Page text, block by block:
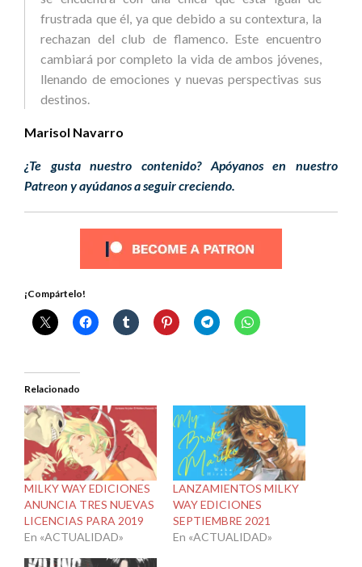
frustrada que él, ya que debido a su contextura, la
rechazan del club de flamenco. Este encuentro
cambiará por completo la vida de ambos jóvenes,
llenando de emociones y nuevas perspectivas sus
destinos.
Marisol Navarro
¿Te gusta nuestro contenido? Apóyanos en nuestro
Patreon y ayúdanos a seguir creciendo.
¡Compártelo!
Relacionado
MILKY WAY EDICIONES
ANUNCIA TRES NUEVAS
LICENCIAS PARA 2019
En «ACTUALIDAD»
LANZAMIENTOS MILKY
WAY EDICIONES
SEPTIEMBRE 2021
En «ACTUALIDAD»